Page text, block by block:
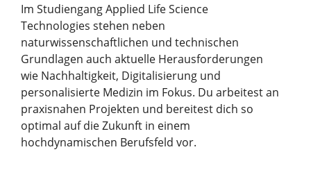
Im Studiengang Applied Life Science
Technologies stehen neben
naturwissenschaftlichen und technischen
Grundlagen auch aktuelle Herausforderungen
wie Nachhaltigkeit, Digitalisierung und
personalisierte Medizin im Fokus. Du arbeitest an
praxisnahen Projekten und bereitest dich so
optimal auf die Zukunft in einem
hochdynamischen Berufsfeld vor.